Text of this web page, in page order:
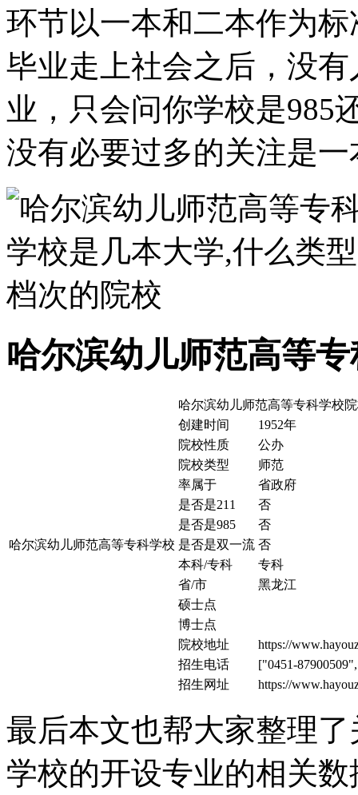
环节以一本和二本作为
毕业走上社会之后，没
业，只会问你学校是985
没有必要过多的关注是
哈尔滨幼儿师范高等
哈尔滨幼儿师范高等专科学校
哈尔滨幼儿师范高等专科学校
创建时间
1952年
院校性质
公办
院校类型
师范
率属于
省政府
是否是211
否
是否是985
否
是否是双一流 否
本科/专科
专科
省/市
黑龙江
硕士点
博士点
院校地址
https://
招生电话
["0451-
招生网址
https://
最后本文也帮大家整理
学校的开设专业的相关